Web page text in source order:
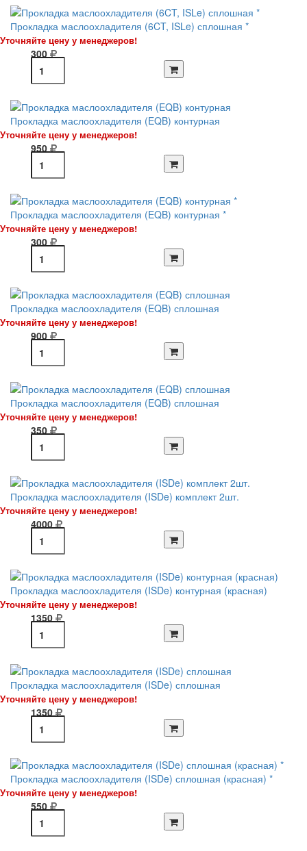
Прокладка маслоохладителя (6CT, ISLe) сплошная *
Уточняйте цену у менеджеров!
300
Прокладка маслоохладителя (EQB) контурная
Уточняйте цену у менеджеров!
950
Прокладка маслоохладителя (EQB) контурная *
Уточняйте цену у менеджеров!
300
Прокладка маслоохладителя (EQB) сплошная
Уточняйте цену у менеджеров!
900
Прокладка маслоохладителя (EQB) сплошная
Уточняйте цену у менеджеров!
350
Прокладка маслоохладителя (ISDe) комплект 2шт.
Уточняйте цену у менеджеров!
4000
Прокладка маслоохладителя (ISDe) контурная (красная)
Уточняйте цену у менеджеров!
1350
Прокладка маслоохладителя (ISDe) сплошная
Уточняйте цену у менеджеров!
1350
Прокладка маслоохладителя (ISDe) сплошная (красная) *
Уточняйте цену у менеджеров!
550